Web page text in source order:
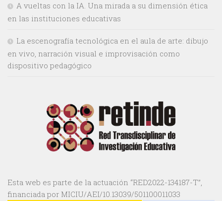
A vueltas con la IA. Una mirada a su dimensión ética
en las instituciones educativas
La escenografía tecnológica en el aula de arte: dibujo
en vivo, narración visual e improvisación como
dispositivo pedagógico
Esta web es parte de la actuación “RED2022-134187-T”,
financiada por MICIU/AEI/10.13039/501100011033